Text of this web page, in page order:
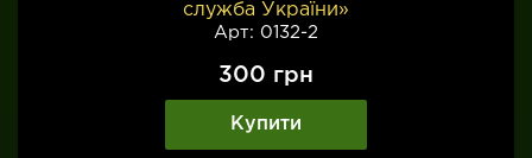
служба України»
Арт: 0132-2
300 грн
Купити